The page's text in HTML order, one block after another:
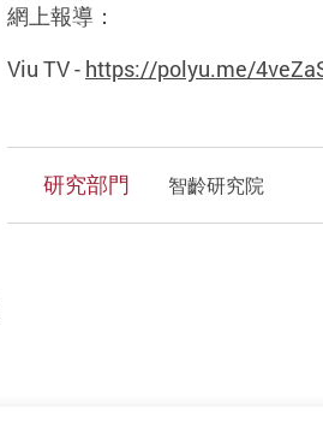
網上報導：
Viu TV - https://polyu.me/
研究部門 智齡研究院